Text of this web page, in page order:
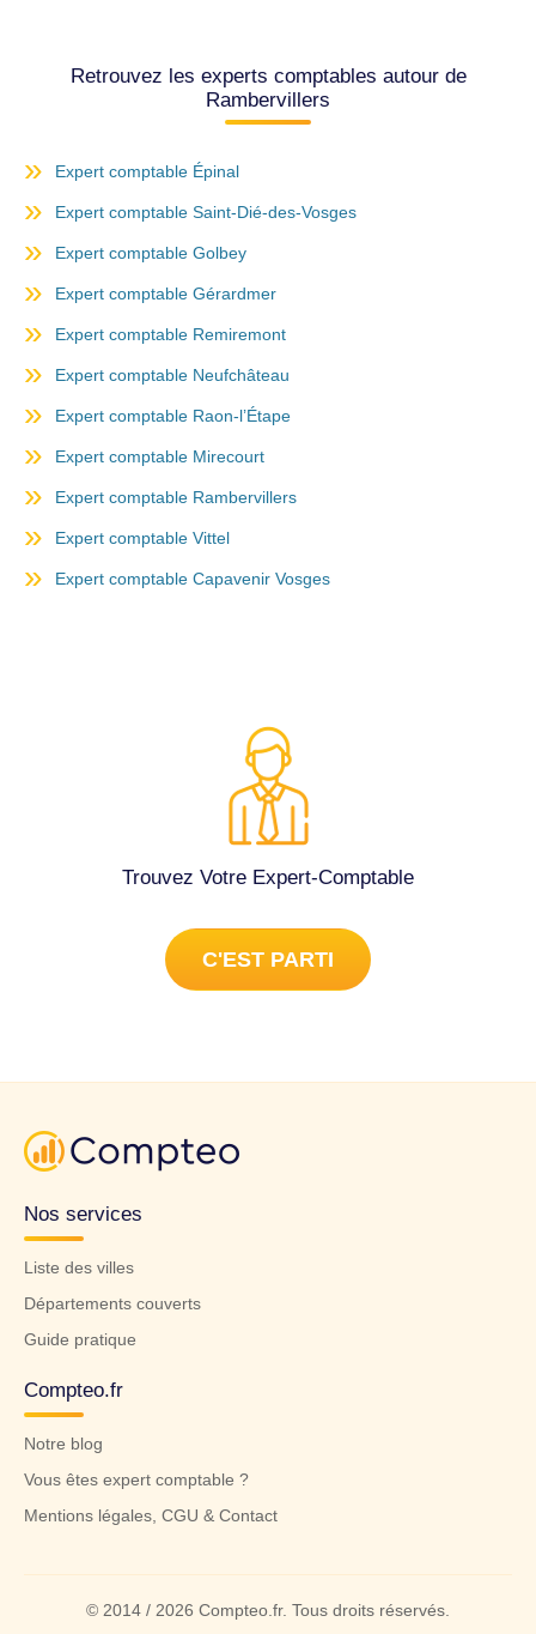
Retrouvez les experts comptables autour de
Rambervillers
Expert comptable Épinal
Expert comptable Saint-Dié-des-Vosges
Expert comptable Golbey
Expert comptable Gérardmer
Expert comptable Remiremont
Expert comptable Neufchâteau
Expert comptable Raon-l’Étape
Expert comptable Mirecourt
Expert comptable Rambervillers
Expert comptable Vittel
Expert comptable Capavenir Vosges
Trouvez Votre Expert-Comptable
C'EST PARTI
Nos services
Liste des villes
Départements couverts
Guide pratique
Compteo.fr
Notre blog
Vous êtes expert comptable ?
Mentions légales, CGU & Contact
© 2014 / 2026 Compteo.fr. Tous droits réservés.